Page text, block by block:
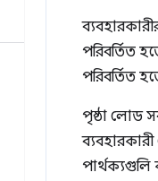
পরিবর্তিত
পরিবর্তিত
পৃষ্ঠা লোড
পার্থক্যগুলি